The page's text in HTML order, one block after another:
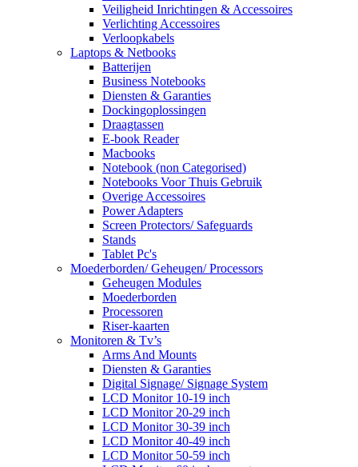
Veiligheid Inrichtingen & Accessoires
Verlichting Accessoires
Verloopkabels
Laptops & Netbooks
Batterijen
Business Notebooks
Diensten & Garanties
Dockingoplossingen
Draagtassen
E-book Reader
Macbooks
Notebook (non Categorised)
Notebooks Voor Thuis Gebruik
Overige Accessoires
Power Adapters
Screen Protectors/ Safeguards
Stands
Tablet Pc's
Moederborden/ Geheugen/ Processors
Geheugen Modules
Moederborden
Processoren
Riser-kaarten
Monitoren & Tv’s
Arms And Mounts
Diensten & Garanties
Digital Signage/ Signage System
LCD Monitor 10-19 inch
LCD Monitor 20-29 inch
LCD Monitor 30-39 inch
LCD Monitor 40-49 inch
LCD Monitor 50-59 inch